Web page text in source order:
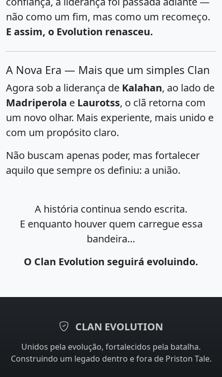
não como um fim, mas como um recomeço.
E assim, o Evolution renasceu.
A Nova Era — Mais que um simples Clan
Agora sob a liderança de Kalahan, ao lado de
Madriperola e Laurotss, o clã retorna com
um novo olhar. Mais experiente, mais unido e
com um propósito claro.
Não buscam apenas poder, mas fortalecer
aquilo que sempre os definiu: a união.
A história continua sendo escrita.
E enquanto houver quem carregue essa
bandeira…
O Clan Evolution seguirá evoluindo.
CLAN EVOLUTION
Unidos pela evolução, fortalecidos pela batalha.
Construindo um legado dentro e fora de Priston Tale.